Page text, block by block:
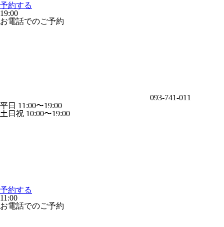
予約する
19:00
お電話でのご予約
093-741-011
平日 11:00〜19:00
土日祝 10:00〜19:00
予約する
11:00
お電話でのご予約